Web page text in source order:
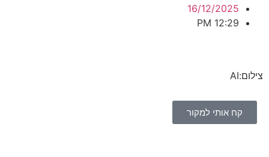
16/12/2025
12:29 PM
צילום:AI
קח אותי למקור